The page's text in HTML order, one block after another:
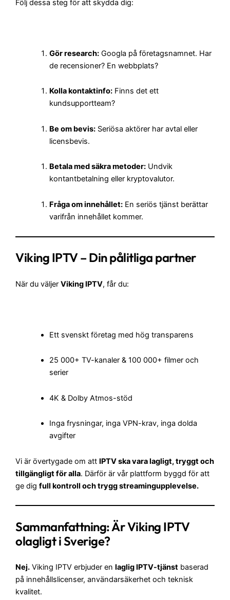
Följ dessa steg för att skydda dig:
Gör research:Googla på företagsnamnet. Har
de recensioner? En webbplats?
Kolla kontaktinfo:Finns det ett
kundsupportteam?
Be om bevis:Seriösa aktörer har avtal eller
licensbevis.
Betala med säkra metoder:Undvik
kontantbetalning eller kryptovalutor.
Fråga om innehållet:En seriös tjänst berättar
varifrån innehållet kommer.
Viking IPTV – Din pålitliga partner
När du väljer Viking IPTV, får du:
Ett svenskt företag med hög transparens
25 000+ TV-kanaler & 100 000+ filmer och
serier
4K & Dolby Atmos-stöd
Inga frysningar, inga VPN-krav, inga dolda
avgifter
Vi är övertygade om att IPTV ska vara lagligt, tryggt och
tillgängligt för alla. Därför är vår plattform byggd för att
ge dig full kontroll och trygg streamingupplevelse.
Sammanfattning: Är Viking IPTV
olagligt i Sverige?
Nej. Viking IPTV erbjuder en laglig IPTV-tjänst baserad
på innehållslicenser, användarsäkerhet och teknisk
kvalitet.